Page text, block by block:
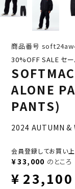
商品番号
30%OFF SALE セー
ALONE
PANTS)
2024 AUTUMN &
会員登録してお買い
¥33,000 のところ
¥ 23,100